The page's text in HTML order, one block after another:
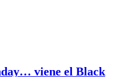
viene el Black